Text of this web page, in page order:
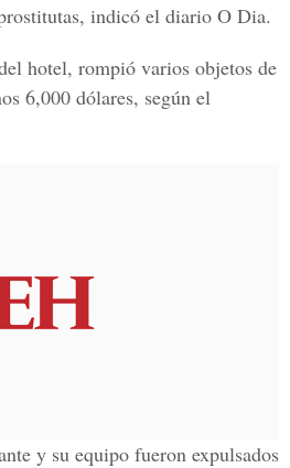
indicó el diario O Dia.
hotel, rompió varios objetos de
6,000 dólares, según el
y su equipo fueron expulsados